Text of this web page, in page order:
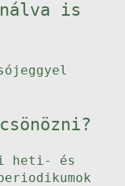
is
heti- és